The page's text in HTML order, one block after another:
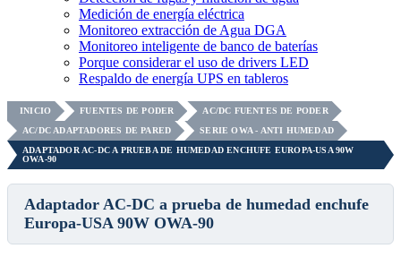
Medición de energía eléctrica
Monitoreo extracción de Agua DGA
Monitoreo inteligente de banco de baterías
Porque considerar el uso de drivers LED
Respaldo de energía UPS en tableros
INICIO FUENTES DE PODER
AC/DC FUENTES DE PODER
AC/DC ADAPTADORES DE PARED
SERIE OWA - ANTI HUMEDAD
ADAPTADOR AC-DC A PRUEBA DE HUMEDAD ENCHUFE EUROPA-USA 90W
OWA-90
Adaptador AC-DC a prueba de humedad enchufe
Europa-USA 90W OWA-90